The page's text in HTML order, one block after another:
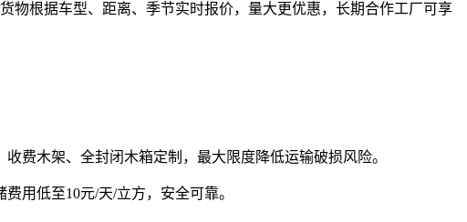
物根据车型、距离、季节实时报价，量大更优惠，长期合作工厂可享
费木架、全封闭木箱定制，最大限度降低运输破损风险。
用低至10元/天/立方，安全可靠。